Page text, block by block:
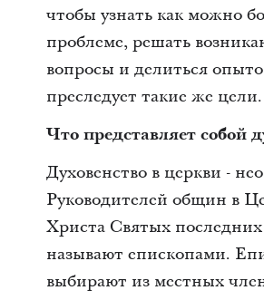
чтобы узнать как можно
проблеме, решать
вопросы и делиться
преследует такие же цели.
Что представляет собой
Духовенство в церкви -
Руководителей общин в
Христа Святых
называют епископами.
выбирают из местных